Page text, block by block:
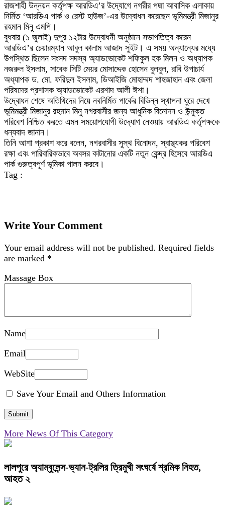
রাজশাহী উন্নয়ন কর্তৃপক্ষ আরডিএ’র উদ্যোগে নগরীর পদ্মা আবাসিক এলাকায়
নির্মিত ‘আরডিএ পার্ক ও রেস্ট হাউজ’-এর উদ্বোধন করেছেন ভূমিমন্ত্রী মিজানুর
রহমান মিনু এমপি।
বুধবার (১ জুলাই) দুপুর ১২টায় উদ্বোধনী অনুষ্ঠানে সভাপতিত্ব করেন
আরডিএ’র চেয়ারম্যান আবুল কালাম আজাদ সুইট। এ সময় অন্যান্যের মধ্যে
উপস্থিত ছিলেন সংসদ সদস্য অ্যাডভোকেট শফিকুল হক মিলন ও অধ্যাপক
নজরুল ইসলাম, সাবেক সিটি মেয়র মোসাদ্দেক হোসেন বুলবুল, রাবি উপাচার্য
অধ্যাপক ড. মো. ফরিদুল ইসলাম, ডিআইজি মোহাম্মদ শাহজাহান এবং জেলা
পরিষদের প্রশাসক অ্যাডভোকেট এরশাদ আলী ঈশা।
উদ্বোধন শেষে অতিথিদের নিয়ে নবনির্মিত পার্কের বিভিন্ন স্থাপনা ঘুরে দেখে
ভূমিমন্ত্রী মিজানুর রহমান মিনু নগরবাসীর জন্য আধুনিক বিনোদন ও উন্মুক্ত
পরিবেশ নিশ্চিত করতে এমন সময়োপযোগী উদ্যোগ নেওয়ায় আরডিএ কর্তৃপক্ষকে
ধন্যবাদ জানান।
তিনি আশা প্রকাশ করে বলেন, নগরবাসীর সুস্থ বিনোদন, স্বাস্থ্যকর পরিবেশ
রক্ষা এবং পারিবারিকভাবে অবসর কাটানোর একটি নতুন কেন্দ্র হিসেবে আরডিএ
পার্ক গুরুত্বপূর্ণ ভূমিকা পালন করবে।
Tag :
Write Your Comment
Your email address will not be published. Required fields
are marked *
Massage Box
Name
Email
WebSite
Save Your Email and Others Information
More News Of This Category
লালপুরে অ্যাম্বুলেন্স-ভ্যান-ট্রলির ত্রিমুখী সংঘর্ষে শ্রমিক নিহত,
আহত ২